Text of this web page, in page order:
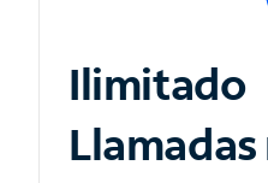
Ilimitado